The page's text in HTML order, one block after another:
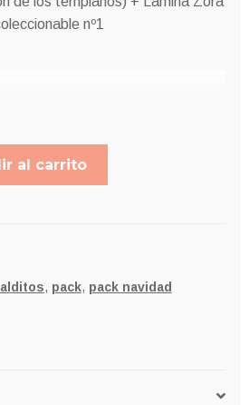
nº1
al carrito
, pack, pack navidad